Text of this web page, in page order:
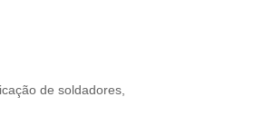
de soldadores,